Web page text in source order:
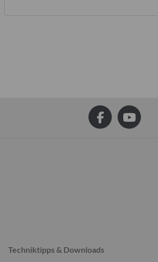
Techniktipps & Downloads